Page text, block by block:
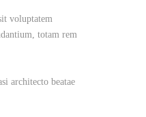
voluptatem
totam rem
architecto beatae